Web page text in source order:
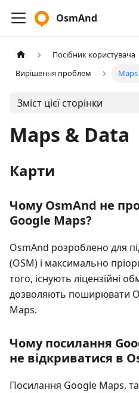
OsmAnd
Посібник користувача
Вирішення проблем
Зміст цієї сторінки
Maps & Data
Карти
Чому OsmAnd не
Google Maps?
OsmAnd розроблено для
(OSM) і максимально
того, існують ліцензійні
дозволяють поширювати
Maps.
Чому посилання
не відкриватися в
Посилання Google Maps,